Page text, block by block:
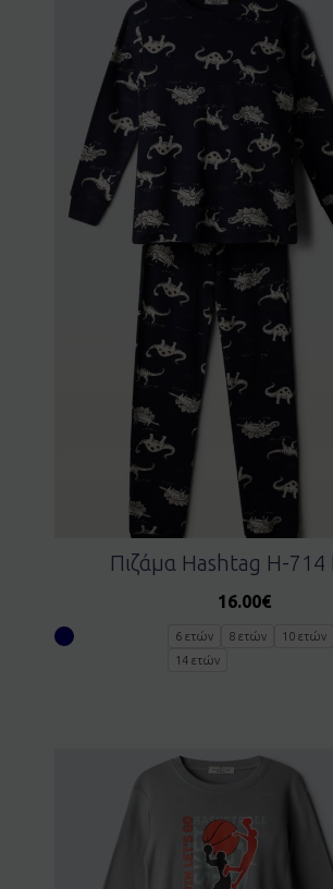
Πιζάμα Ηashtag H-714
16.00€
6 ετών 8 ετών 10 ετών
14 ετών